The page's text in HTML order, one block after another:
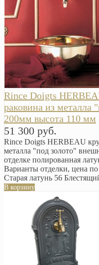
Rince Doigts
раковина из
200мм высота 110 мм
51 300 руб.
Rince Doigts HERBEAU
металла "под золото"
отделке полированная
Варианты отделки, цена
Старая латунь 56
В корзину